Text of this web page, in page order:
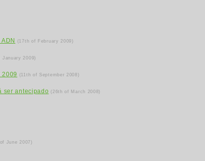
(17th of February 2009)
January 2009)
2009 (11th of September 2008)
ser antecipado (26th of March 2008)
June 2007)